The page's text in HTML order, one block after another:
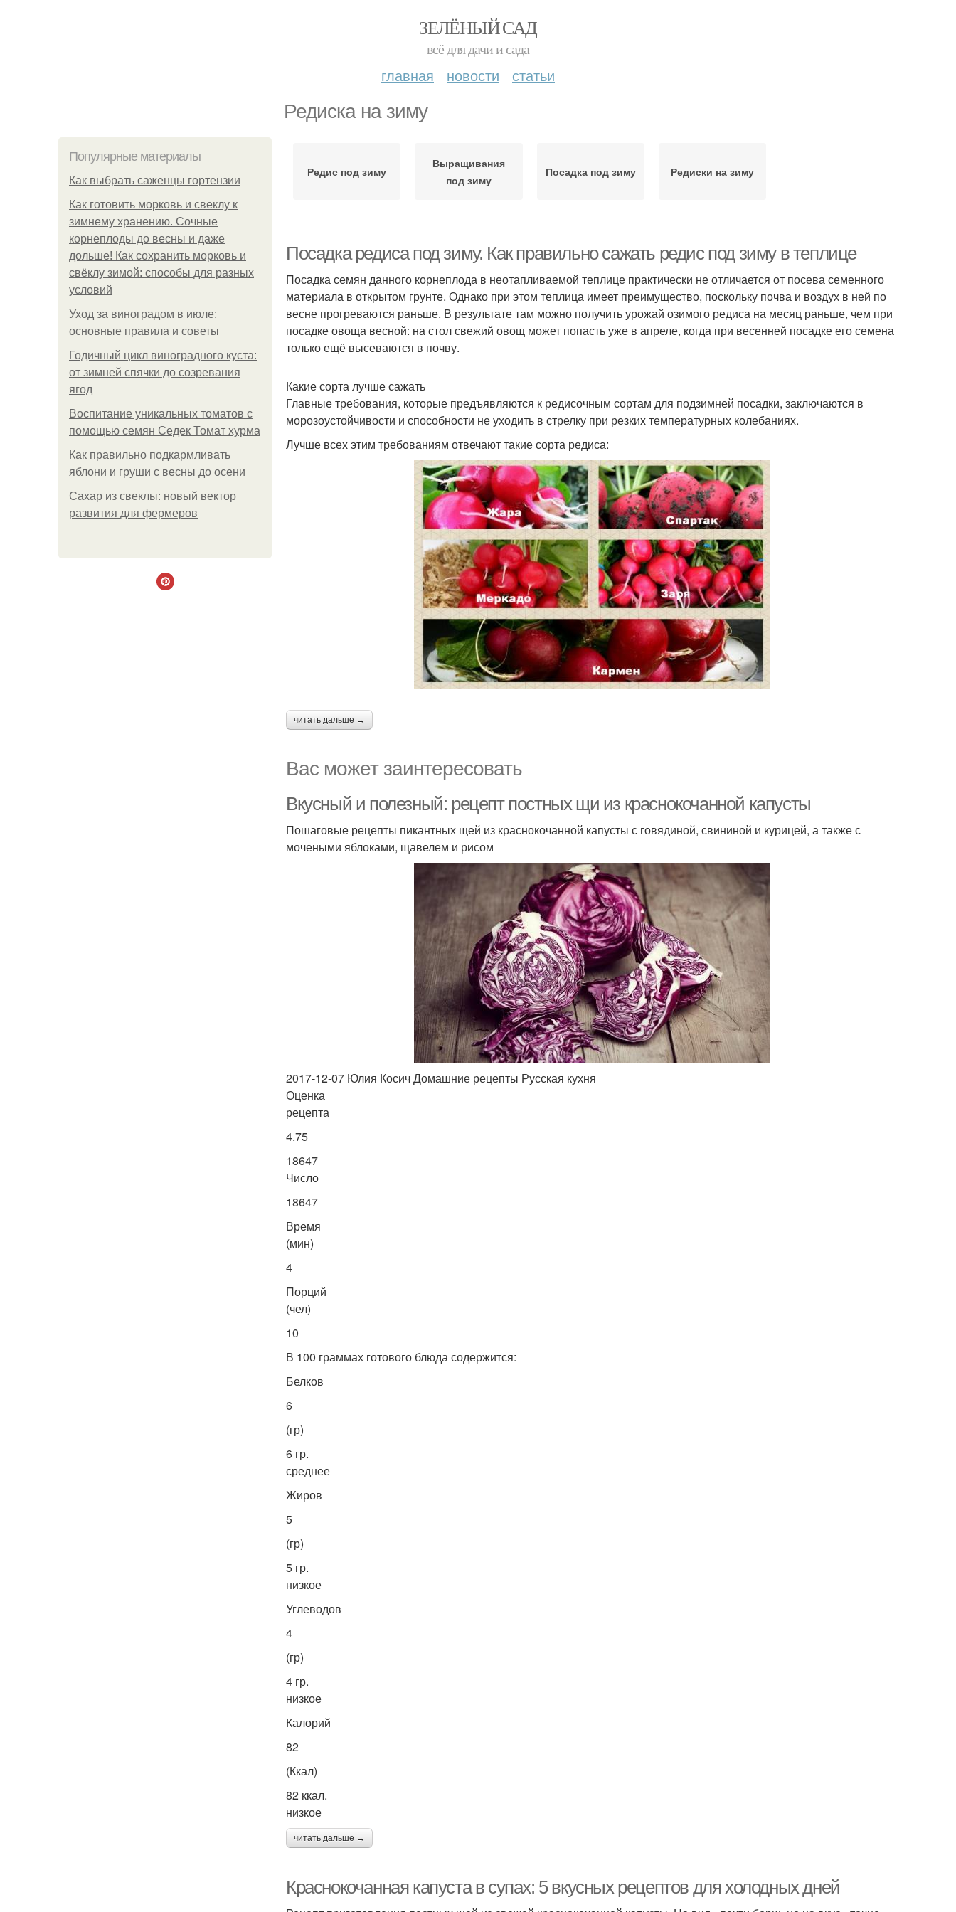
ЗЕЛЁНЫЙ САД
всё для дачи и сада
главная новости статьи
Редиска на зиму
Популярные материалы
Как выбрать саженцы гортензии
Как готовить морковь и свеклу к
зимнему хранению. Сочные
корнеплоды до весны и даже
дольше! Как сохранить морковь и
свёклу зимой: способы для разных
условий
Уход за виноградом в июле:
основные правила и советы
Годичный цикл виноградного куста:
от зимней спячки до созревания
ягод
Воспитание уникальных томатов с
помощью семян Седек Томат хурма
Как правильно подкармливать
яблони и груши с весны до осени
Сахар из свеклы: новый вектор
развития для фермеров
Редис под зиму
Выращивания
под зиму
Посадка под зиму Редиски на зиму
Посадка редиса под зиму. Как правильно сажать редис под зиму в теплице
Посадка семян данного корнеплода в неотапливаемой теплице практически не отличается от посева семенного
материала в открытом грунте. Однако при этом теплица имеет преимущество, поскольку почва и воздух в ней по
весне прогреваются раньше. В результате там можно получить урожай озимого редиса на месяц раньше, чем при
посадке овоща весной: на стол свежий овощ может попасть уже в апреле, когда при весенней посадке его семена
только ещё высеваются в почву.
Какие сорта лучше сажать
Главные требования, которые предъявляются к редисочным сортам для подзимней посадки, заключаются в
морозоустойчивости и способности не уходить в стрелку при резких температурных колебаниях.
Лучше всех этим требованиям отвечают такие сорта редиса:
читать дальше →
Вас может заинтересовать
Вкусный и полезный: рецепт постных щи из краснокочанной капусты
Пошаговые рецепты пикантных щей из краснокочанной капусты с говядиной, свининой и курицей, а также с
мочеными яблоками, щавелем и рисом
2017-12-07 Юлия Косич Домашние рецепты Русская кухня
Оценка
рецепта
4.75
18647
Число
18647
Время
(мин)
4
Порций
(чел)
10
В 100 граммах готового блюда содержится:
Белков
6
(гр)
6 гр.
среднее
Жиров
5
(гр)
5 гр.
низкое
Углеводов
4
(гр)
4 гр.
низкое
Калорий
82
(Ккал)
82 ккал.
низкое
читать дальше →
Краснокочанная капуста в супах: 5 вкусных рецептов для холодных дней